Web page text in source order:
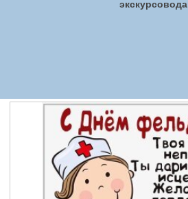
экскурсовода